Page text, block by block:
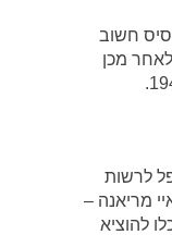
חשוב
מכן
באוקטובר 1944.
בקיץ 1944, נפל לרשות
מריאנה –
להוציא